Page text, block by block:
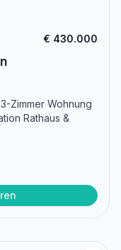
€ 430.000
Zimmer Wohnung
Rathaus &